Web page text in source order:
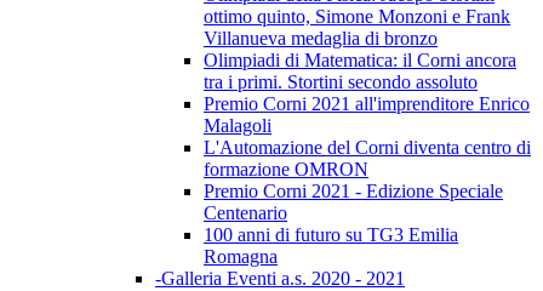
ottimo quinto, Simone Monzoni e Frank
Villanueva medaglia di bronzo
Olimpiadi di Matematica: il Corni ancora
tra i primi. Stortini secondo assoluto
Premio Corni 2021 all'imprenditore Enrico
Malagoli
L'Automazione del Corni diventa centro di
formazione OMRON
Premio Corni 2021 - Edizione Speciale
Centenario
100 anni di futuro su TG3 Emilia
Romagna
-Galleria Eventi a.s. 2020 - 2021